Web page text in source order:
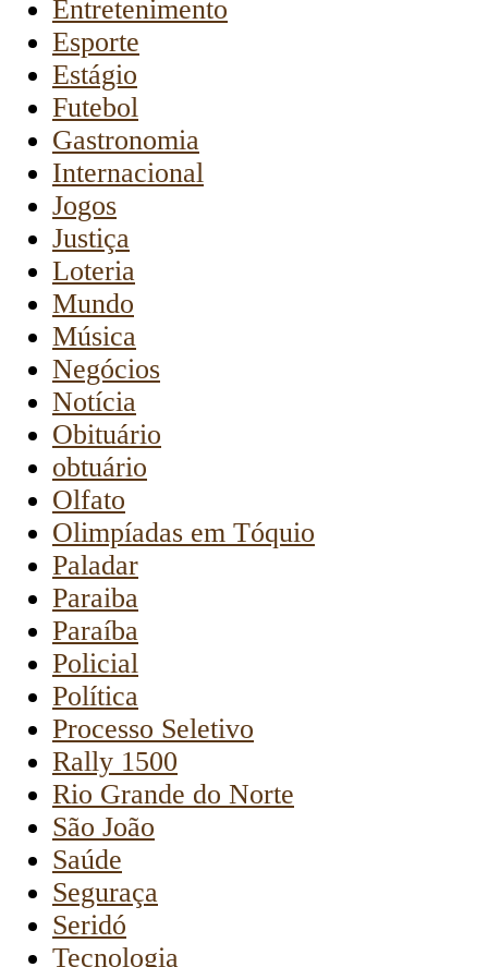
Entretenimento
Esporte
Estágio
Futebol
Gastronomia
Internacional
Jogos
Justiça
Loteria
Mundo
Música
Negócios
Notícia
Obituário
obtuário
Olfato
Olimpíadas em Tóquio
Paladar
Paraiba
Paraíba
Policial
Política
Processo Seletivo
Rally 1500
Rio Grande do Norte
São João
Saúde
Seguraça
Seridó
Tecnologia